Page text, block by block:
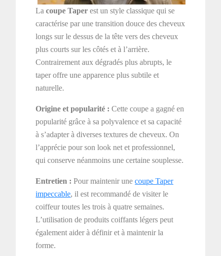
Lacoupe Taper est un style classique qui se
caractérise par une transition douce des cheveux
longs sur le dessus de la tête vers des cheveux
plus courts sur les côtés et à l’arrière.
Contrairement aux dégradés plus abrupts, le
taper offre une apparence plus subtile et
naturelle.
Origine et popularité : Cette coupe a gagné en
popularité grâce à sa polyvalence et sa capacité
à s’adapter à diverses textures de cheveux. On
l’apprécie pour son look net et professionnel,
qui conserve néanmoins une certaine souplesse.
Entretien : Pour maintenir unecoupe Taper
impeccable, il est recommandé de visiter le
coiffeur toutes les trois à quatre semaines.
L’utilisation de produits coiffants légers peut
également aider à définir et à maintenir la
forme.